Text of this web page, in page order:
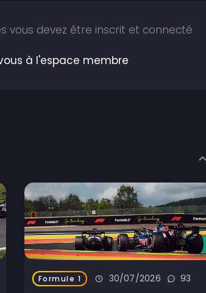
vous devez être inscrit et connecté
à l'espace membre
Formule 1 30/07/2026 93